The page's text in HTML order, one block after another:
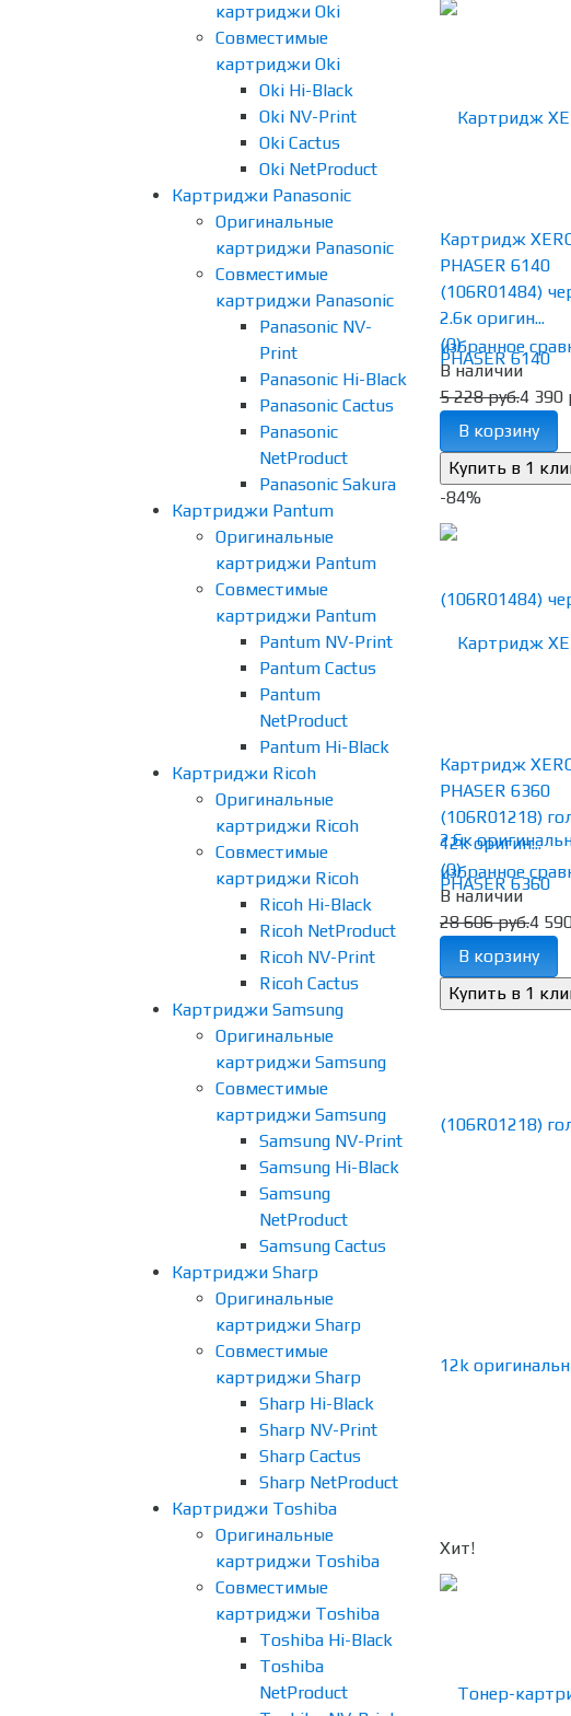
картриджи Oki
Совместимые
картриджи Oki
Oki Hi-Black
Oki NV-Print
Oki Cactus
Oki NetProduct
Картриджи Panasonic
Оригинальные
картриджи Panasonic
Совместимые
картриджи Panasonic
Panasonic NV-
Print
Panasonic Hi-Black
Panasonic Cactus
Panasonic
NetProduct
Panasonic Sakura
Картриджи Pantum
Оригинальные
картриджи Pantum
Совместимые
картриджи Pantum
Pantum NV-Print
Pantum Cactus
Pantum
NetProduct
Pantum Hi-Black
Картриджи Ricoh
Оригинальные
картриджи Ricoh
Совместимые
картриджи Ricoh
Ricoh Hi-Black
Ricoh NetProduct
Ricoh NV-Print
Ricoh Cactus
Картриджи Samsung
Оригинальные
картриджи Samsung
Совместимые
картриджи Samsung
Samsung NV-Print
Samsung Hi-Black
Samsung
NetProduct
Samsung Cactus
Картриджи Sharp
Оригинальные
картриджи Sharp
Совместимые
картриджи Sharp
Sharp Hi-Black
Sharp NV-Print
Sharp Cactus
Sharp NetProduct
Картриджи Toshiba
Оригинальные
картриджи Toshiba
Совместимые
картриджи Toshiba
Toshiba Hi-Black
Toshiba
NetProduct
избранное
Картридж
PHASER 6140
(106R01484)
2.6к оригин...
(0)
В наличии
5 228 руб.4 390
В корзину
-84%
избранное
Картридж
PHASER 6360
(106R01218)
12k оригин...
(0)
В наличии
28 606 руб.4
В корзину
Хит!